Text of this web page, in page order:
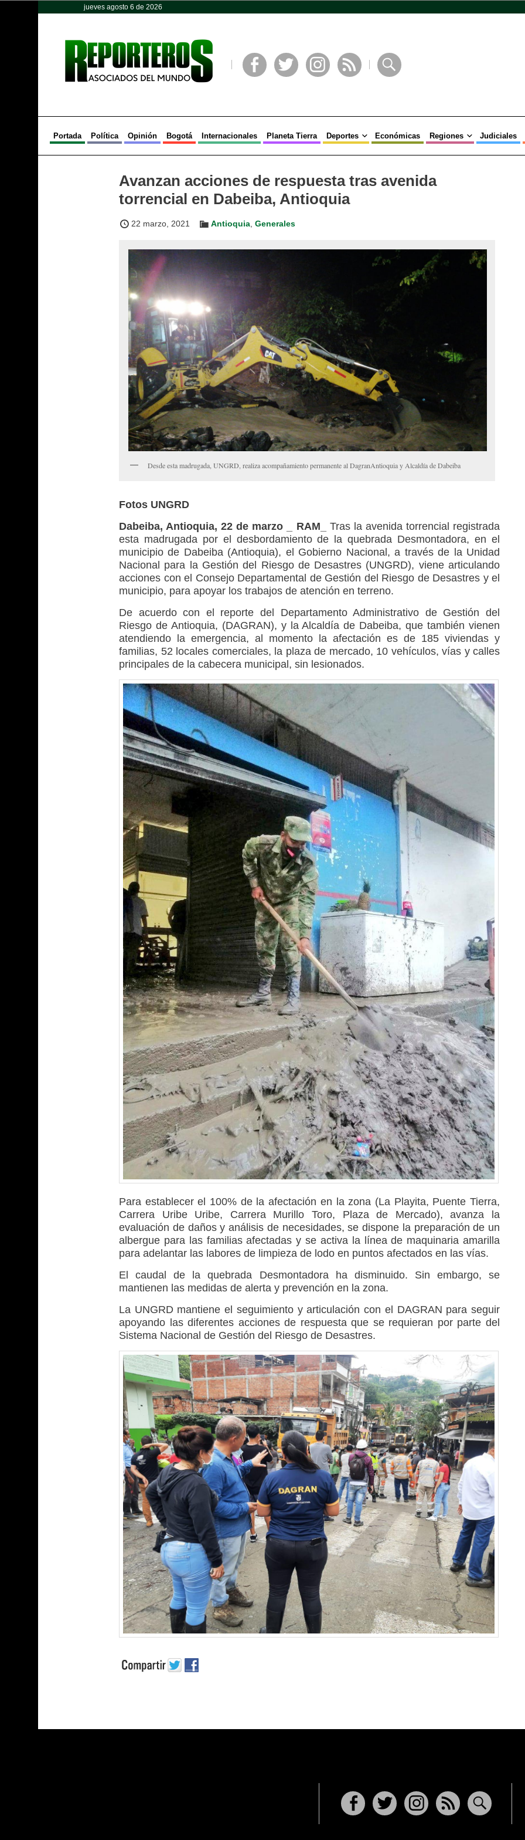
jueves agosto 6 de 2026
Portada Política Opinión Bogotá Internacionales Planeta Tierra Deportes Económicas Regiones Judiciales
Avanzan acciones de respuesta tras avenida
torrencial en Dabeiba, Antioquia
22 marzo, 2021 Antioquia Generales
Desde esta madrugada, UNGRD, realiza acompañamiento permanente al DagranAntioquia y Alcaldía de Dabeiba
Fotos UNGRD
Dabeiba, Antioquia, 22 de marzo _ RAM_
Tras la avenida torrencial registrada
esta madrugada por el desbordamiento de la quebrada Desmontadora, en el
municipio de Dabeiba (Antioquia), el Gobierno Nacional, a través de la Unidad
Nacional para la Gestión del Riesgo de Desastres (UNGRD), viene articulando
acciones con el Consejo Departamental de Gestión del Riesgo de Desastres y el
municipio, para apoyar los trabajos de atención en terreno.
De acuerdo con el reporte del Departamento Administrativo de Gestión del
Riesgo de Antioquia, (DAGRAN), y la Alcaldía de Dabeiba, que también vienen
atendiendo la emergencia, al momento la afectación es de 185 viviendas y
familias, 52 locales comerciales, la plaza de mercado, 10 vehículos, vías y calles
principales de la cabecera municipal, sin lesionados.
Para establecer el 100% de la afectación en la zona (La Playita, Puente Tierra,
Carrera Uribe Uribe, Carrera Murillo Toro, Plaza de Mercado), avanza la
evaluación de daños y análisis de necesidades, se dispone la preparación de un
albergue para las familias afectadas y se activa la línea de maquinaria amarilla
para adelantar las labores de limpieza de lodo en puntos afectados en las vías.
El caudal de la quebrada Desmontadora ha disminuido. Sin embargo, se
mantienen las medidas de alerta y prevención en la zona.
La UNGRD mantiene el seguimiento y articulación con el DAGRAN para seguir
apoyando las diferentes acciones de respuesta que se requieran por parte del
Sistema Nacional de Gestión del Riesgo de Desastres.
Opinión Política